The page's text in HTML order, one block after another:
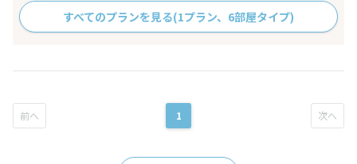
すべてのプランを見る(1プラン、6部屋タイプ)
1